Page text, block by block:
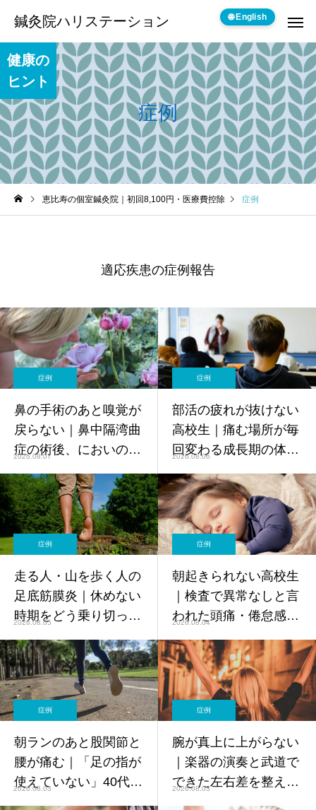
鍼灸院ハリステーション
症例
健康の
ヒント
恵比寿の個室鍼灸院｜初回8,100円・医療費控除 症例
適応疾患の症例報告
症例
鼻の手術のあと嗅覚が
戻らない｜鼻中隔湾曲
症の術後、においの感
緊張に取り組んだ20代
男性【症例】
2026.08.07
症例
部活の疲れが抜けない
高校生｜痛む場所が毎
回変わる成長期の体と
2026.08.06
症例
走る人・山を歩く人の
足底筋膜炎｜休めない
時期をどう乗り切った
2026.08.05
症例
朝起きられない高校生
｜検査で異常なしと言
われた頭痛・倦怠感が
例】
2026.08.04
症例
朝ランのあと股関節と
腰が痛む｜「足の指が
使えていない」40代女
2026.08.03
症例
腕が真上に上がらない
｜楽器の演奏と武道で
できた左右差を整えた
2026.08.03
🌐 English